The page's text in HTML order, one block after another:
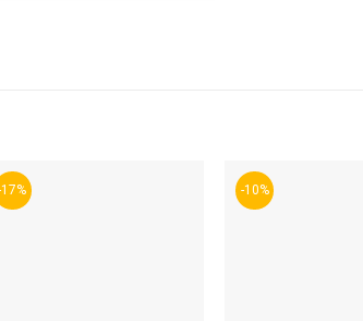
17% -10%